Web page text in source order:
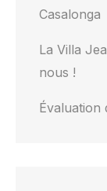
Casalonga
La Villa
nous !
Évaluation